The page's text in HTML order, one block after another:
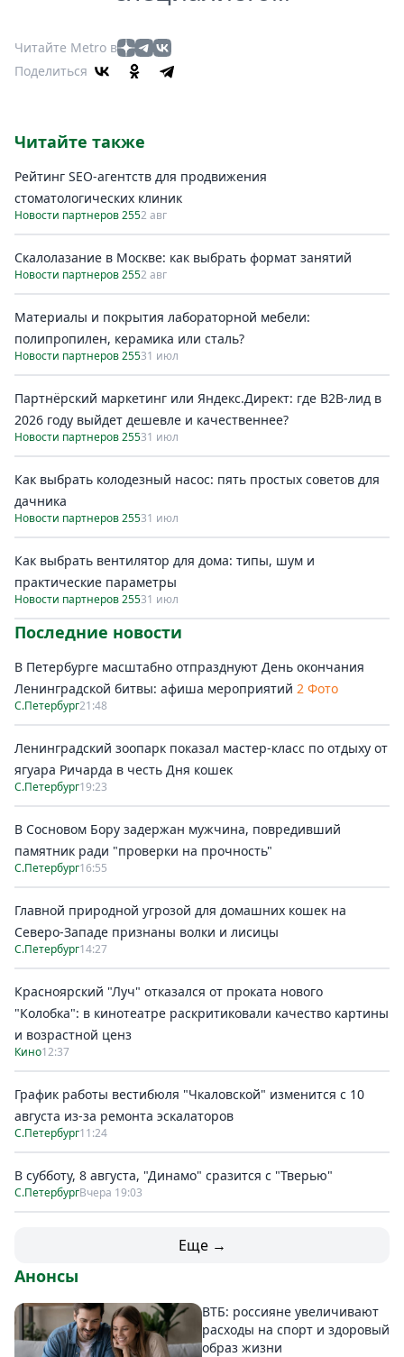
Читайте Metro в
Поделиться
Читайте также
Рейтинг SEO-агентств для продвижения
стоматологических клиник
Новости партнеров 2552 авг
Скалолазание в Москве: как выбрать формат занятий
Новости партнеров 2552 авг
Материалы и покрытия лабораторной мебели:
полипропилен, керамика или сталь?
Новости партнеров 25531 июл
Партнёрский маркетинг или Яндекс.Директ: где B2B-лид в
2026 году выйдет дешевле и качественнее?
Новости партнеров 25531 июл
Как выбрать колодезный насос: пять простых советов для
дачника
Новости партнеров 25531 июл
Как выбрать вентилятор для дома: типы, шум и
практические параметры
Новости партнеров 25531 июл
Последние новости
В Петербурге масштабно отпразднуют День окончания
Ленинградской битвы: афиша мероприятий 2 Фото
С.Петербург21:48
Ленинградский зоопарк показал мастер-класс по отдыху от
ягуара Ричарда в честь Дня кошек
С.Петербург19:23
В Сосновом Бору задержан мужчина, повредивший
памятник ради "проверки на прочность"
С.Петербург16:55
Главной природной угрозой для домашних кошек на
Северо-Западе признаны волки и лисицы
С.Петербург14:27
Красноярский "Луч" отказался от проката нового
"Колобка": в кинотеатре раскритиковали качество картины
и возрастной ценз
Кино12:37
График работы вестибюля "Чкаловской" изменится с 10
августа из-за ремонта эскалаторов
С.Петербург11:24
В субботу, 8 августа, "Динамо" сразится с "Тверью"
С.ПетербургВчера 19:03
Еще →
Анонсы
ВТБ: россияне увеличивают
расходы на спорт и здоровый
образ жизни